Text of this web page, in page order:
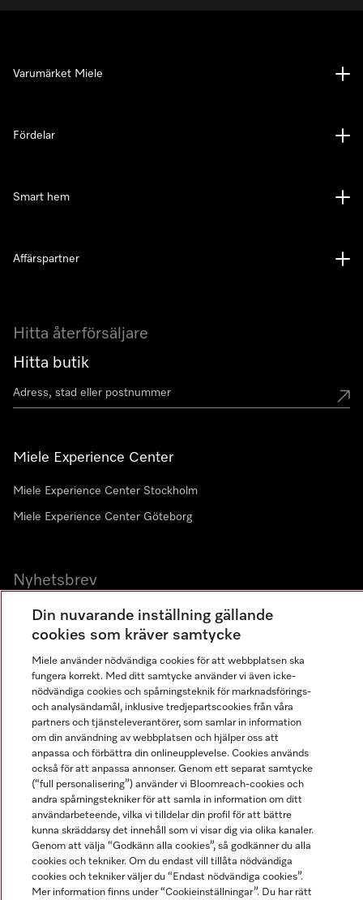
Hitta återförsäljare
Hitta butik
Miele Experience Center
Miele Experience Center Stockholm
Miele Experience Center Göteborg
Nyhetsbrev
Gå med i vår gemenskap
Varumärket Miele
Fördelar
Smart hem
Affärspartner
Miele AB
Integritetspolicy
Miele på LinkedIn
Miele på Facebook
Miele på Instagram
Miele på Youtube
Din nuvarande inställning gällande
cookies som kräver samtycke
Miele använder nödvändiga cookies för att webbplatsen ska
fungera korrekt. Med ditt samtycke använder vi även icke-
nödvändiga cookies och spårningsteknik för marknadsförings-
och analysändamål, inklusive tredjepartscookies från våra
partners och tjänsteleverantörer, som samlar in information
om din användning av webbplatsen och hjälper oss att
anpassa och förbättra din onlineupplevelse. Cookies används
också för att anpassa annonser. Genom ett separat samtycke
(“full personalisering”) använder vi Bloomreach-cookies och
andra spårningstekniker för att samla in information om ditt
användarbeteende, vilka vi tilldelar din profil för att bättre
kunna skräddarsy det innehåll som vi visar dig via olika kanaler.
Genom att välja “Godkänn alla cookies”, så godkänner du alla
cookies och tekniker. Om du endast vill tillåta nödvändiga
cookies och tekniker väljer du “Endast nödvändiga cookies”.
Mer information finns under “Cookieinställningar”. Du har rätt